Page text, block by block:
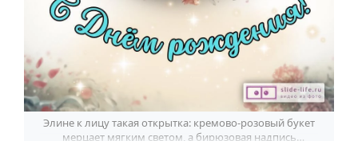
Элине к лицу такая открытка: кремово-розовый букет
мерцает мягким светом, а бирюзовая надпись